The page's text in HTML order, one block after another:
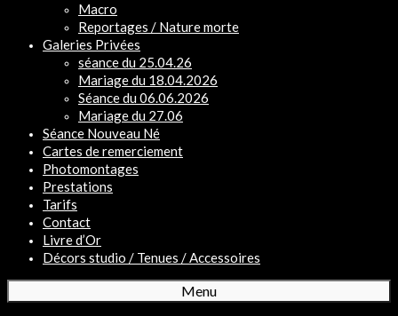
Macro
Reportages / Nature morte
Galeries Privées
séance du 25.04.26
Mariage du 18.04.2026
Séance du 06.06.2026
Mariage du 27.06
Séance Nouveau Né
Cartes de remerciement
Photomontages
Prestations
Tarifs
Contact
Livre d’Or
Décors studio / Tenues / Accessoires
Menu